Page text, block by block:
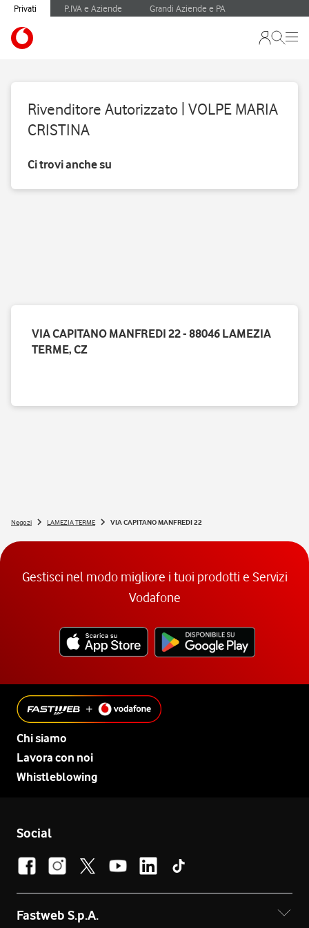
Privati P.IVA e Aziende Grandi Aziende e PA
Rivenditore Autorizzato | VOLPE MARIA
CRISTINA
Ci trovi anche su
VIA CAPITANO MANFREDI 22 - 88046 LAMEZIA
TERME, CZ
Negozi LAMEZIA TERME VIA CAPITANO MANFREDI 22
Gestisci nel modo migliore i tuoi prodotti e Servizi
Vodafone
Chi siamo
Lavora con noi
Whistleblowing
Social
Fastweb S.p.A.